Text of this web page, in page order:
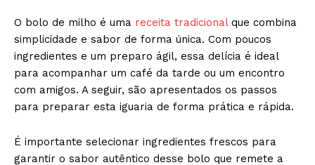
O bolo de milho é uma receita tradicionalque combina
simplicidade e sabor de forma única. Com poucos
ingredientes e um preparo ágil, essa delícia é ideal
para acompanhar um café da tarde ou um encontro
com amigos. A seguir, são apresentados os passos
para preparar esta iguaria de forma prática e rápida.
É importante selecionar ingredientes frescos para
garantir o sabor autêntico desse bolo que remete a